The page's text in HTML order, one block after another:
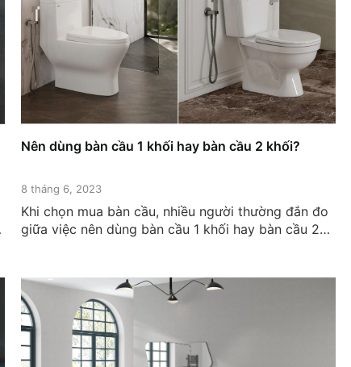
Nên dùng bàn cầu 1 khối hay bàn cầu 2 khối?
8 tháng 6, 2023
Khi chọn mua bàn cầu, nhiều người thường đắn đo
giữa việc nên dùng bàn cầu 1 khối hay bàn cầu 2
bàn cầu 1 khối và bàn...